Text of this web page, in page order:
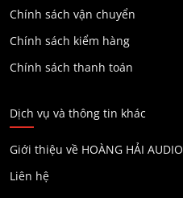
Chính sách vận chuyển
Chính sách kiểm hàng
Chính sách thanh toán
Dịch vụ và thông tin khác
Giới thiệu về HOÀNG HẢI AUDIO
Liên hệ